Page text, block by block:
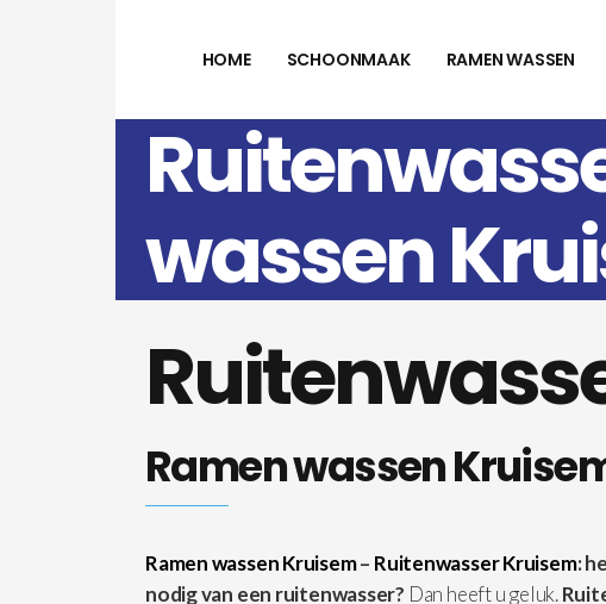
HOME SCHOONMAAK RAMEN WASSEN
wassen
Ramen wassen
Ramen wassen Kruisem– Ruitenwasser Kruisem:
nodig van een ruitenwasser? Dan heeft u geluk.